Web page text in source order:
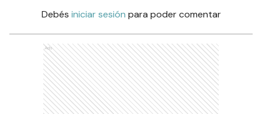
Debés iniciar sesión para poder comentar
Ads